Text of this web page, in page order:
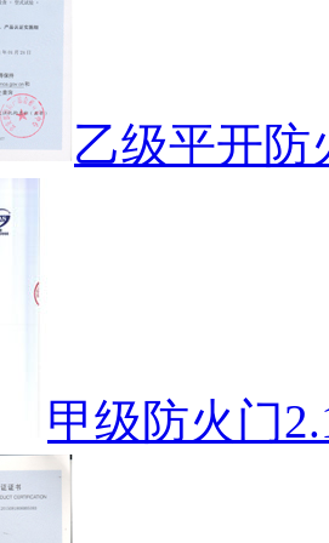
乙级平开防
甲级防火门